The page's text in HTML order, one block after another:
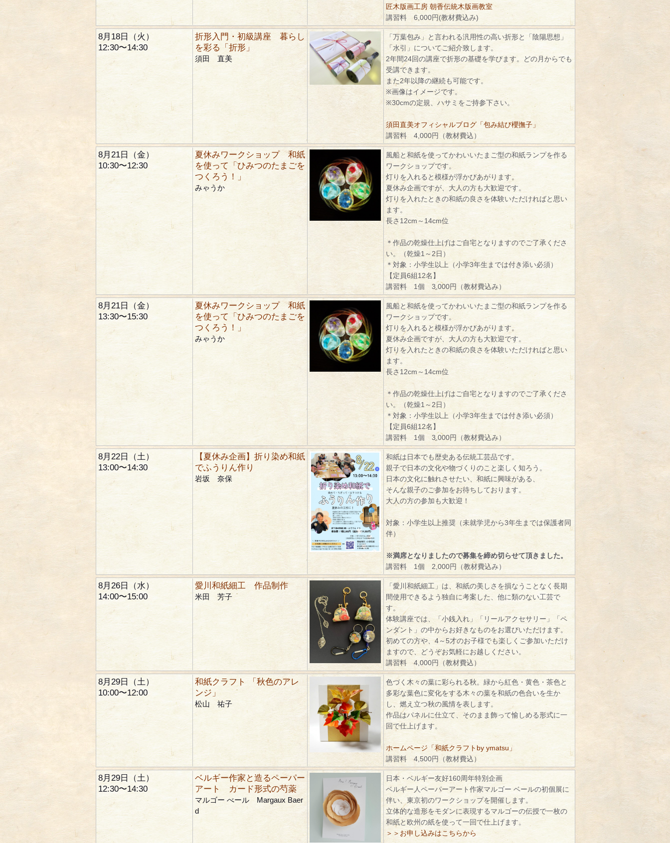
匠木版画工房 朝香伝統木版画教室
講習料 6,000円(教材費込み)
8月18日（火）
12:30〜14:30
折形入門・初級講座 暮らし
を彩る「折形」
須田 直美
「万葉包み」と言われる汎用性の高い折形と「陰陽思想」
「水引」についてご紹介致します。
2年間24回の講座で折形の基礎を学びます。どの月からでも
受講できます。
また2年以降の継続も可能です。
※画像はイメージです。
※30cmの定規、ハサミをご持参下さい。
須田直美オフィシャルブログ「包み結び櫻撫子」
講習料 4,000円（教材費込）
8月21日（金）
10:30〜12:30
夏休みワークショップ 和紙
を使って「ひみつのたまごを
つくろう！」
みゃうか
風船と和紙を使ってかわいいたまご型の和紙ランプを作る
ワークショップです。
灯りを入れると模様が浮かびあがります。
夏休み企画ですが、大人の方も大歓迎です。
灯りを入れたときの和紙の良さを体験いただければと思い
ます。
長さ12cm～14cm位
＊作品の乾燥仕上げはご自宅となりますのでご了承くださ
い。（乾燥1～2日）
＊対象：小学生以上（小学3年生までは付き添い必須）
【定員6組12名】
講習料 1個 3,000円（教材費込み）
8月21日（金）
13:30〜15:30
夏休みワークショップ 和紙
を使って「ひみつのたまごを
つくろう！」
みゃうか
風船と和紙を使ってかわいいたまご型の和紙ランプを作る
ワークショップです。
灯りを入れると模様が浮かびあがります。
夏休み企画ですが、大人の方も大歓迎です。
灯りを入れたときの和紙の良さを体験いただければと思い
ます。
長さ12cm～14cm位
＊作品の乾燥仕上げはご自宅となりますのでご了承くださ
い。（乾燥1～2日）
＊対象：小学生以上（小学3年生までは付き添い必須）
【定員6組12名】
講習料 1個 3,000円（教材費込み）
8月22日（土）
13:00〜14:30
【夏休み企画】折り染め和紙
でふうりん作り
岩坂 奈保
和紙は日本でも歴史ある伝統工芸品です。
親子で日本の文化や物づくりのこと楽しく知ろう。
日本の文化に触れさせたい、和紙に興味がある、
そんな親子のご参加をお待ちしております。
大人の方の参加も大歓迎！
対象：小学生以上推奨（未就学児から3年生までは保護者同
伴）
※満席となりましたので募集を締め切らせて頂きました。
講習料 1個 2,000円（教材費込み）
8月26日（水）
14:00〜15:00
愛川和紙細工 作品制作
米田 芳子
「愛川和紙細工」は、和紙の美しさを損なうことなく長期
間使用できるよう独自に考案した、他に類のない工芸で
す。
体験講座では、「小銭入れ」「リールアクセサリー」「ペ
ンダント」の中からお好きなものをお選びいただけます。
初めての方や、4～5才のお子様でも楽しくご参加いただけ
ますので、どうぞお気軽にお越しください。
講習料 4,000円（教材費込）
8月29日（土）
10:00〜12:00
和紙クラフト 「秋色のアレ
ンジ」
松山 祐子
色づく木々の葉に彩られる秋。緑から紅色・黄色・茶色と
多彩な葉色に変化をする木々の葉を和紙の色合いを生か
し、燃え立つ秋の風情を表します。
作品はパネルに仕立て、そのまま飾って愉しめる形式に一
回で仕上げます。
ホームページ「和紙クラフトby ymatsu」
講習料 4,500円（教材費込）
8月29日（土）
12:30〜14:30
ベルギー作家と造るペーパー
アート カード形式の芍薬
マルゴー べール Margaux Baer
d
日本・ベルギー友好160周年特別企画
ベルギー人ペーパーアート作家マルゴー ベールの初個展に
伴い、東京初のワークショップを開催します。
立体的な造形をモダンに表現するマルゴーの伝授で一枚の
和紙と欧州の紙を使って一回で仕上げます。
＞＞お申し込みはこちらから